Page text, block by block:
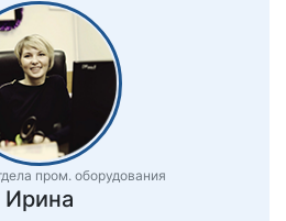
пром. оборудования
Ирина